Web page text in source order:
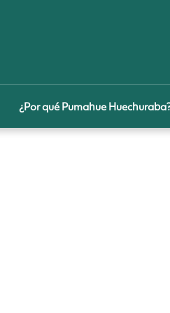
¿Por qué Pumahue